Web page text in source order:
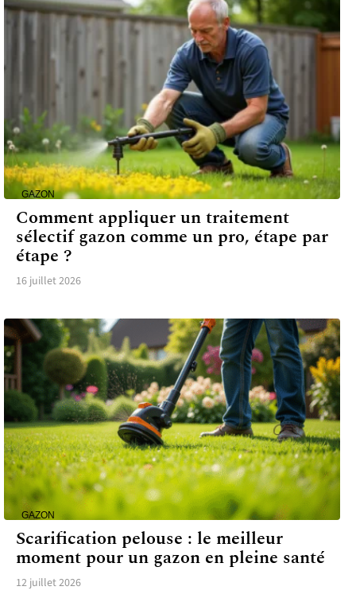
GAZON
Comment appliquer un traitement
sélectif gazon comme un pro, étape par
étape ?
16 juillet 2026
GAZON
Scarification pelouse : le meilleur
moment pour un gazon en pleine santé
12 juillet 2026